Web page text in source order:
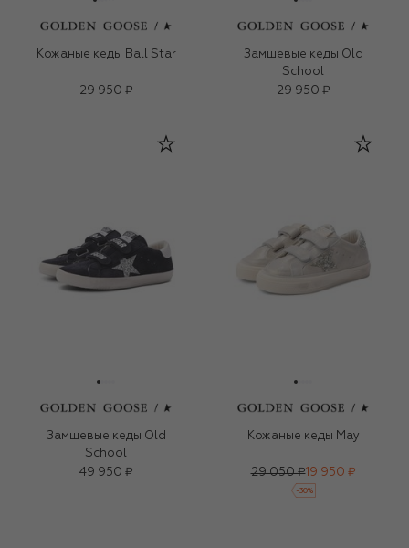
Кожаные кеды Ball Star
29 950 ₽
Замшевые кеды Old
School
29 950 ₽
Замшевые кеды Old
School
49 950 ₽
Кожаные кеды May
29 050 ₽19 950 ₽
-30%